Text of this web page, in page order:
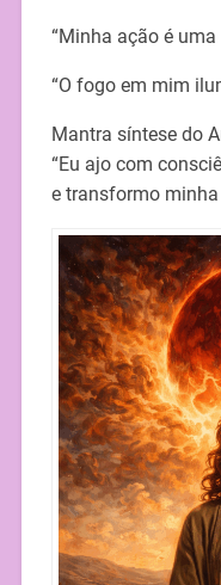
“Minha ação é
“O fogo em mim
Mantra síntese do
“Eu ajo com
e transformo